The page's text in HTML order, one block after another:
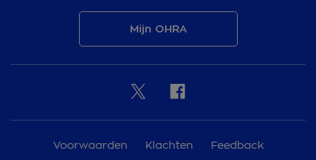
Mijn OHRA
Voorwaarden Klachten Feedback